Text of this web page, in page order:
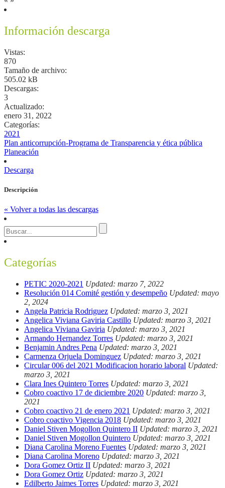
Información descarga
Vistas:
870
Tamaño de archivo:
505.02 kB
Descargas:
3
Actualizado:
enero 31, 2022
Categorías:
2021
Plan anticorrupción-Programa de Transparencia y ética pública
Planeación
Descarga
Descripción
« Volver a todas las descargas
Categorías
PETIC 2020-2021 Updated: marzo 7, 2022
Resolución 014 Comité gestión y desempeño Updated: mayo
2, 2024
Angela Patricia Rodriguez Updated: marzo 3, 2021
Angelica Viviana Gaviria Castillo Updated: marzo 3, 2021
Angelica Viviana Gaviria Updated: marzo 3, 2021
Armando Hernandez Torres Updated: marzo 3, 2021
Benjamin Andres Pena Updated: marzo 3, 2021
Carmenza Orjuela Dominguez Updated: marzo 3, 2021
Circular 006 del 2021 Modificacion horario laboral Updated:
marzo 3, 2021
Clara Ines Quintero Torres Updated: marzo 3, 2021
Cobro coactivo 17 de diciembre 2020 Updated: marzo 3,
2021
Cobro coactivo 21 de enero 2021 Updated: marzo 3, 2021
Cobro coactivo Vigencia 2018 Updated: marzo 3, 2021
Daniel Stiven Mogollon Quintero II Updated: marzo 3, 2021
Daniel Stiven Mogollon Quintero Updated: marzo 3, 2021
Diana Carolina Moreno Fuentes Updated: marzo 3, 2021
Diana Carolina Moreno Updated: marzo 3, 2021
Dora Gomez Ortiz II Updated: marzo 3, 2021
Dora Gomez Ortiz Updated: marzo 3, 2021
Edilberto Jaimes Torres Updated: marzo 3, 2021